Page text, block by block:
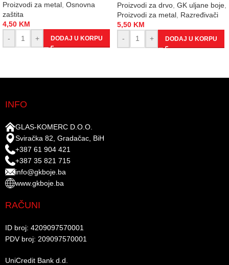
Proizvodi za metal Osnovna
zaštita
4,50 KM
-
+ DODAJ U KORPU
Proizvodi za drvo GK uljane boje
Proizvodi za metal Razređivači
5,50 KM
-
+ DODAJ U KORPU
INFO
GLAS-KOMERC D.O.O.
Sviračka 82, Gradačac, BiH
+387 61 904 421
+387 35 821 715
info@gkboje.ba
www.gkboje.ba
RAČUNI
ID broj: 4209097570001​
PDV broj: 209097570001 ​
UniCredit Bank d.d.​